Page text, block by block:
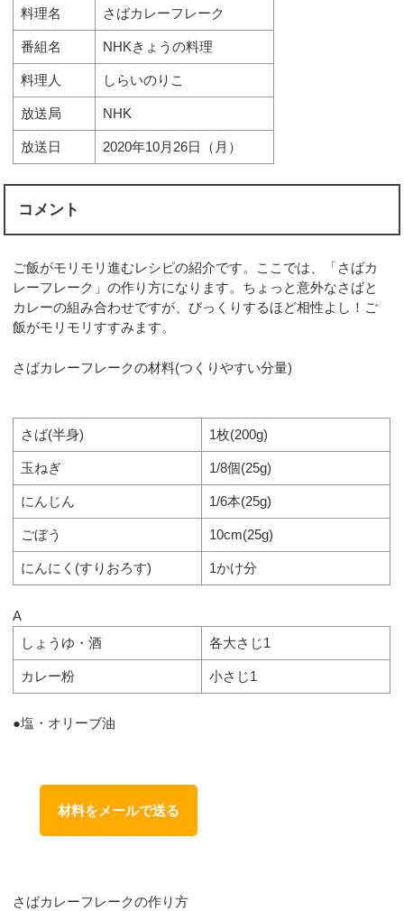
料理名 さばカレーフレーク
番組名 NHKきょうの料理
料理人 しらいのりこ
放送局 NHK
放送日 2020年10月26日（月）
コメント
ご飯がモリモリ進むレシピの紹介です。ここでは、「さばカ
レーフレーク」の作り方になります。ちょっと意外なさばと
カレーの組み合わせですが、びっくりするほど相性よし！ご
飯がモリモリすすみます。
さばカレーフレークの材料(つくりやすい分量)
さば(半身) 1枚(200g)
玉ねぎ 1/8個(25g)
にんじん 1/6本(25g)
ごぼう 10cm(25g)
にんにく(すりおろす) 1かけ分
A
しょうゆ・酒
各大さじ1
カレー粉 小さじ1
●塩・オリーブ油
材料をメールで送る
さばカレーフレークの作り方